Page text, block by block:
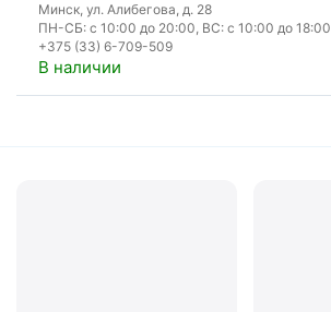
Минск, ул. Алибегова, д. 28
ПН-СБ: с 10:00 до 20:00, ВС: с 10:00 до 18:00
+375 (33) 6-709-509
В наличии